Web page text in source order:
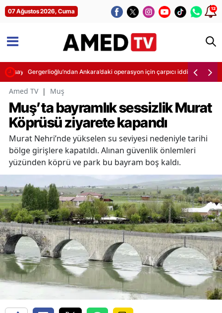
07 Ağustos 2026, Cuma 12
atılacak
Gergerlioğlu’ndan Ankara’daki operasyon için çarpıcı iddia:
Amed TV | Muş
Muş’ta bayramlık sessizlik Murat
Köprüsü ziyarete kapandı
Murat Nehri’nde yükselen su seviyesi nedeniyle tarihi
bölge girişlere kapatıldı. Alınan güvenlik önlemleri
yüzünden köprü ve park bu bayram boş kaldı.